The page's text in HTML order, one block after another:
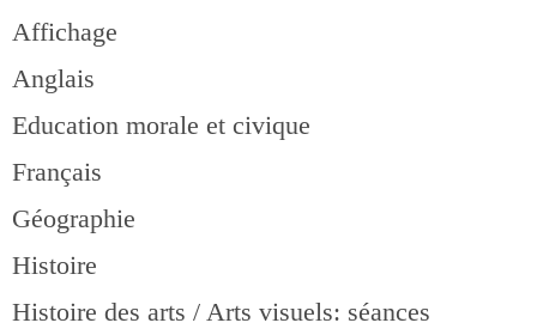
Affichage
Anglais
Education morale et civique
Français
Géographie
Histoire
Histoire des arts / Arts visuels: séances